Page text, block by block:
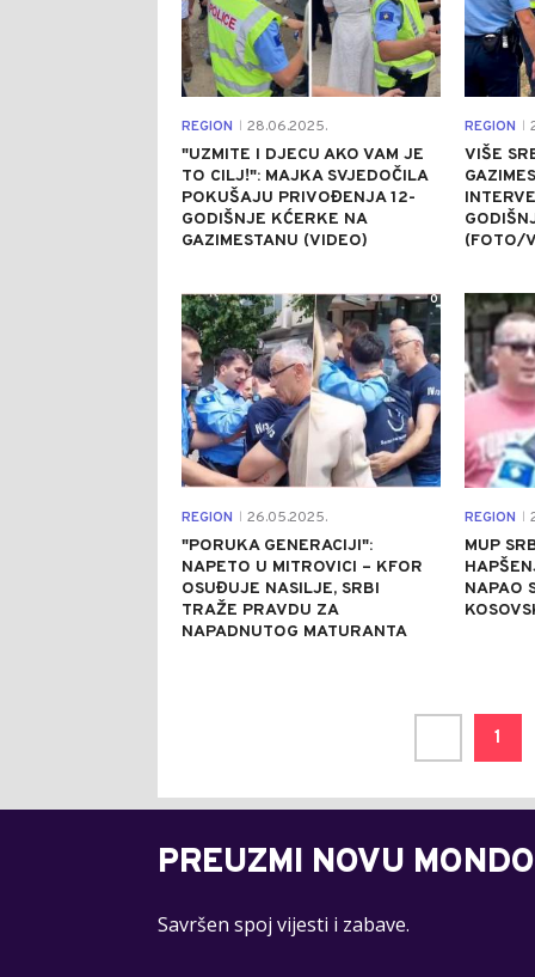
REGION 28.06.2025.
"UZMITE I DJECU AKO VAM JE
TO CILJ!": MAJKA SVJEDOČILA
POKUŠAJU PRIVOĐENJA 12-
GODIŠNJE KĆERKE NA
GAZIMESTANU (VIDEO)
REGION
VIŠE
(FOTO/
REGION 26.05.2025.
"PORUKA GENERACIJI":
NAPETO U MITROVICI – KFOR
OSUĐUJE NASILJE, SRBI
TRAŽE PRAVDU ZA
NAPADNUTOG MATURANTA
0
REGION
MUP
NAPAO
1
PREUZMI NOVU
Savršen spoj vijesti i zabave.